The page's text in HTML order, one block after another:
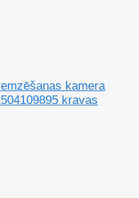
kamera
kravas